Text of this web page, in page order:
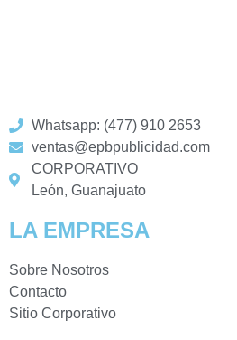
Whatsapp: (477) 910 2653
ventas@epbpublicidad.com
CORPORATIVO
León, Guanajuato
LA EMPRESA
Sobre Nosotros
Contacto
Sitio Corporativo